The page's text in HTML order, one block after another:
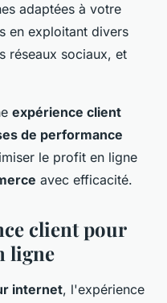
adaptées à votre
en exploitant divers
réseaux sociaux, et
expérience client
de performance
le profit en ligne
avec efficacité.
client pour
ligne
internet, l'expérience